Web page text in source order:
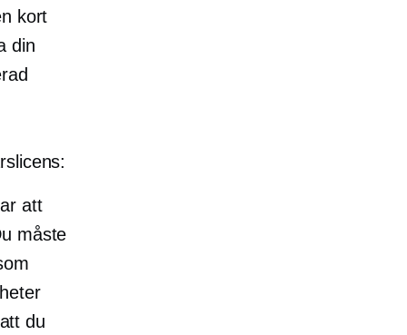
kort
din
att
måste
du